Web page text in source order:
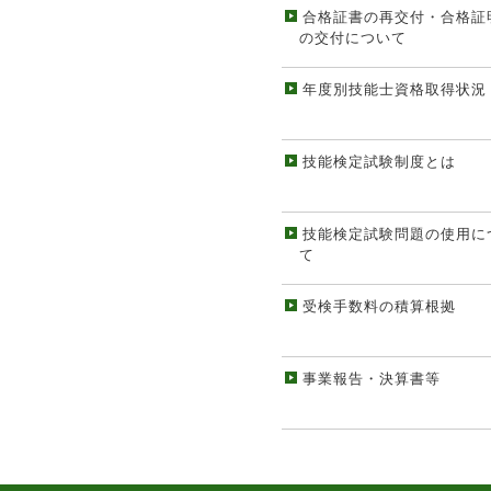
合格証書の再交付・合格証
の交付について
年度別技能士資格取得状況
技能検定試験制度とは
技能検定試験問題の使用に
て
受検手数料の積算根拠
事業報告・決算書等